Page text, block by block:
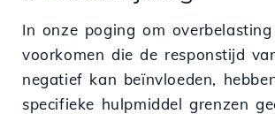
In onze poging om
voorkomen die de responstijd
negatief kan beïnvloeden,
specifieke hulpmiddel grenzen